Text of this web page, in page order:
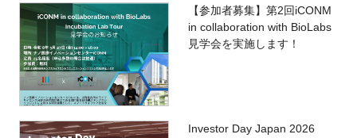
【参加者募集】第2回iCONM
in collaboration with BioLabs
見学会を実施します！
Investor Day Japan 2026